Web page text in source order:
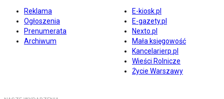
Reklama
Ogłoszenia
Prenumerata
Archiwum
E-kiosk.pl
E-gazety.pl
Nexto.pl
Mała księgowość
Kancelarierp.pl
Wieści Rolnicze
Życie Warszawy